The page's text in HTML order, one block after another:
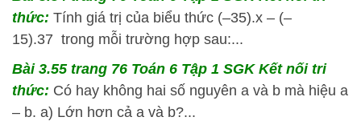
thức: Tính giá trị của biểu thức (–35).x – (–
15).37 trong mỗi trường hợp sau:...
Bài 3.55 trang 76 Toán 6 Tập 1 SGK Kết nối tri
thức: Có hay không hai số nguyên a và b mà hiệu a
– b. a) Lớn hơn cả a và b?...